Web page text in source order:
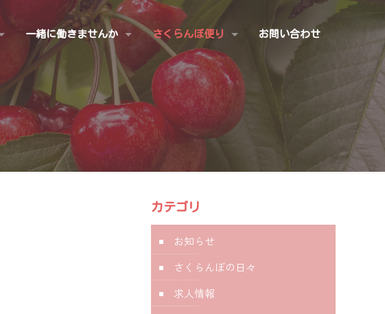
一緒に働きませんか さくらんぼ便り お問い合わせ
カテゴリ
お知らせ
さくらんぼの日々
求人情報